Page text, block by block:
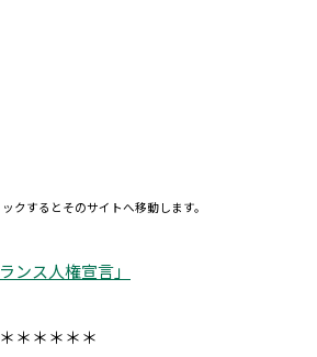
クするとそのサイトへ移動します。
ンス人権宣言」
＊＊＊＊＊